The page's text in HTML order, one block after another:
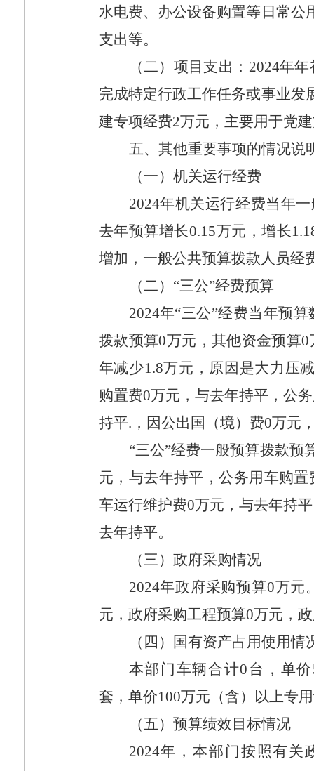
水电费、办公设备购置等日常公
支出等。
（二）项目支出： 2024年年
完成特定行政工作任务或事业发
建专项经费2万元，主要用于党
五、其他重要事项的情况说
（一）机关运行经费
2024年机关运行经费当年
去年预算增长0.15万元，增长
增加，一般公共预算拨款人员经
（二）“三公”经费预算
2024年“三公”经费当年预算
拨款预算0万元，其他资金预算0
年减少1.8万元，原因是大力压
购置费0万元，与去年持平，公
持平. ，因公出国（境）费0万元
“三公”经费一般预算拨款预
元，与去年持平，公务用车购置
车运行维护费0万元，与去年持
去年持平。
（三）政府采购情况
2024年政府采购预算0万元
元，政府采购工程预算0万元，
（四）国有资产占用使用情
本部门车辆合计0 台，单价
套，单价100万元（含）以上专
（五）预算绩效目标情况
2024年，本部门按照有关